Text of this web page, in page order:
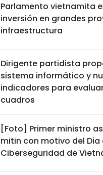
Parlamento vietnamita
inversión en grandes
infraestructura
Dirigente partidista
sistema informático y
indicadores para
cuadros
[Foto] Primer ministro
mitin con motivo del Día
Ciberseguridad de